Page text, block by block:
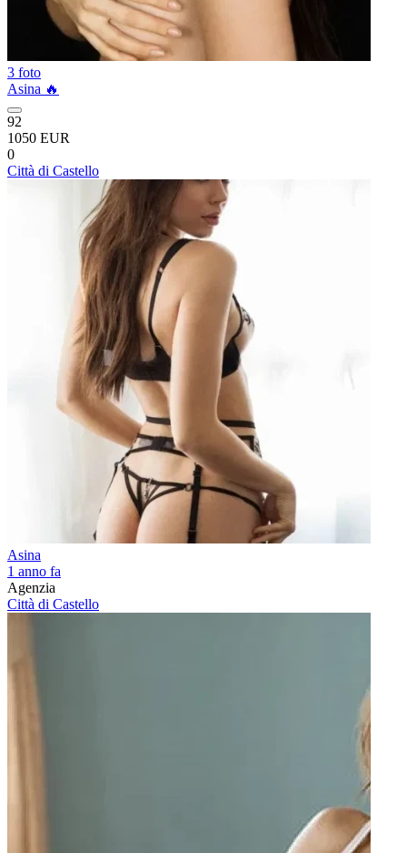
3 foto
Asina 🔥
92
1050 EUR
0
Città di Castello
Asina
1 anno fa
Agenzia
Città di Castello